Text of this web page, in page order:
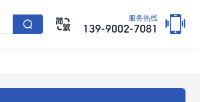
服务热线
139-9002-7081 

